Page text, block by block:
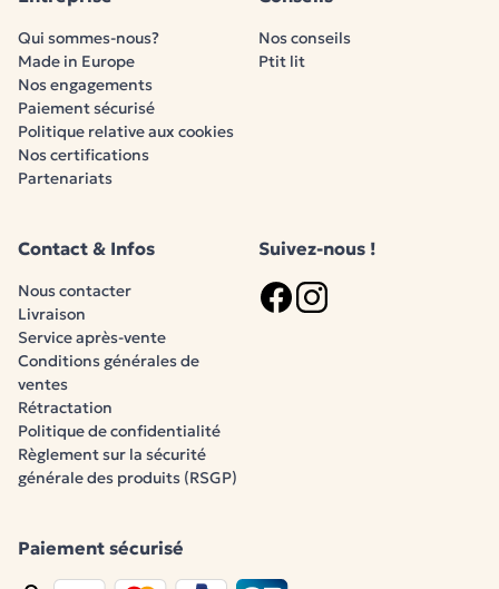
son estomac ; ne pas le coucher immédiatement après
bien veiller à ce qu`il fasse son rot ; épaissir son lait
est nourri avec des préparations commerciales.
Pensez aux allergies ! L'allergie au lait peut provoquer
peut être rassurant de consulter un pédiatre.
Règlement sur la sécurité générale des produits
Qui sommes-nous?
Made in Europe
Nos engagements
Paiement sécurisé
Politique relative aux cookies
Nos certifications
Partenariats
Nos conseils
Ptit lit
Contact & Infos
Nous contacter
Livraison
Service après-vente
Conditions générales de
ventes
Rétractation
Politique de confidentialité
Règlement sur la sécurité
générale des produits (RSGP)
Suivez-nous !
Paiement sécurisé